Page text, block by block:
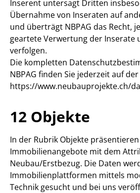
Inserent untersagt Dritten
Übernahme von Inseraten auf
und überträgt NBPAG das Recht,
geartete Verwertung der Inserate
verfolgen.
Die kompletten
NBPAG finden Sie jederzeit auf
https://www.neubauprojekte.ch/
12 Objekte
In der Rubrik Objekte
Immobilienangebote mit dem
Neubau/Erstbezug. Die Daten
Immobilienplattformen mittels
Technik gesucht und bei uns